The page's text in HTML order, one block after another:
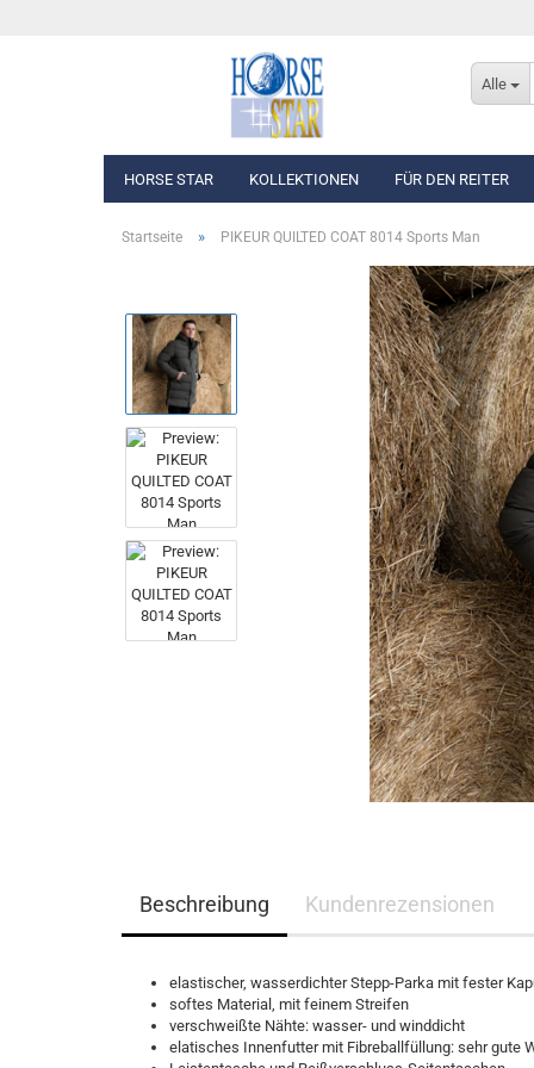
Alle
HORSE STAR KOLLEKTIONEN
Eskadron Platinum Edition 2026/2027
Eskadron Classic Sports F/S 2026
Eskadron Heritage 2025/2026
Eskadron Dynamic 2025
Eskadron Platinum Edition 2025/2026
Eskadron Classic - Spring/Summer 2025
Eskadron Heritage 2024/2025
Eskadron Platinum Limited Edition 2024
Eskadron Classic - Spring/Summer 2024
Eskadron Heritage 2023/2024
Eskadron Platinum Limited Edition 2023
Eskadron Platinum PURE S/S 2023
Eskadron Essence H/W 2022
Eskadron Heritage 21/22
Eskadron Platinum 22/23
Eskadron Classic Sports S/S 22
Eskadron Platinum 2017
Samshield Standard Bekleidung
Samshield Zubehör
Samshield Helme 1.0
Samshield F/S 2025
Samshield H/W 2025
FÜR DEN REITER
Oberbekleidung
Westen, Jacken &
Reithosen
Turnierbekleidung
Ganzjahres
Winter Reithandschuhe
Startseite » PIKEUR QUILTED COAT 8014 Sports Man
Beschreibung Kundenrezensionen
elastischer, wasserdichter Stepp-Parka mit fester
softes Material, mit feinem Streifen
verschweißte Nähte: wasser- und winddicht
elatisches Innenfutter mit Fibreballfüllung: sehr gute